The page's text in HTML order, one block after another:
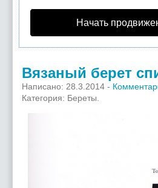
Начать
Вязаный берет
Написано: 28.3.2014 -
Категория: Береты.